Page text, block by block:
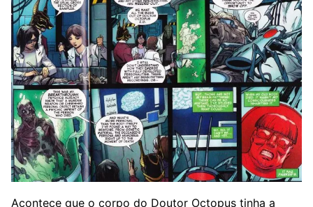
Acontece que o corpo do Doutor Octopus tinha a